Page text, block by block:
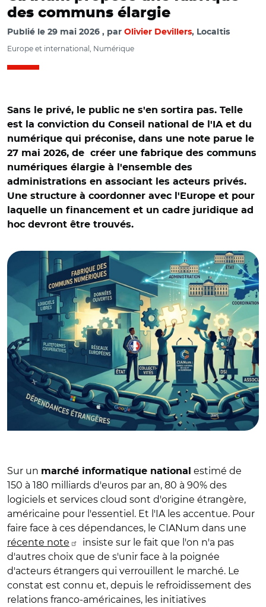
des communs élargie
Publié le 29 mai 2026 par Olivier Devillers, Localtis
Europe et international, Numérique
Sans le privé, le public ne s'en sortira pas. Telle
est la conviction du Conseil national de l'IA et du
numérique qui préconise, dans une note parue le
27 mai 2026, de créer une fabrique des communs
numériques élargie à l'ensemble des
administrations en associant les acteurs privés.
Une structure à coordonner avec l'Europe et pour
laquelle un financement et un cadre juridique ad
hoc devront être trouvés.
Sur un marché informatique national
estimé de
150 à 180 milliards d'euros par an, 80 à 90% des
logiciels et services cloud sont d'origine étrangère,
américaine pour l'essentiel. Et l'IA les accentue. Pour
faire face à ces dépendances, le CIANum dans une
récente note
insiste sur le fait que l'on n'a pas
d'autres choix que de s'unir face à la poignée
d'acteurs étrangers qui verrouillent le marché. Le
constat est connu et, depuis le refroidissement des
relations franco-américaines, les initiatives